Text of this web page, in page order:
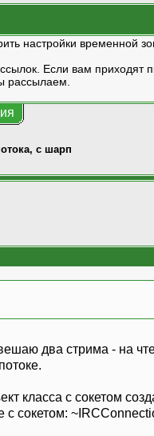
настройки временной
Если вам приходят
рассылаем.
с шарп
два стрима - на
класса с сокетом
сокетом: